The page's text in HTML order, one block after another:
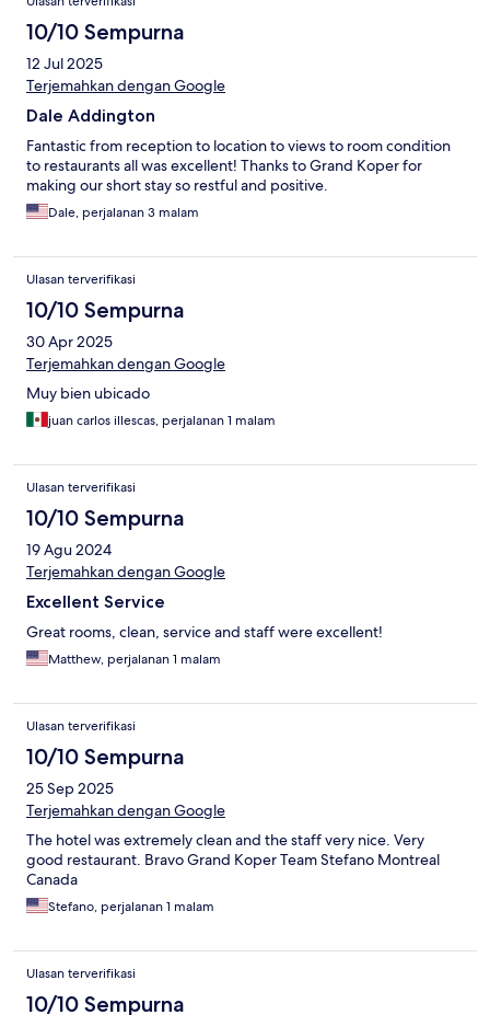
10/10 Sempurna
12 Jul 2025
Terjemahkan dengan Google
Dale Addington
Fantastic from reception to location to views to room condition
to restaurants all was excellent! Thanks to Grand Koper for
making our short stay so restful and positive.
Dale, perjalanan 3 malam
Ulasan terverifikasi
10/10 Sempurna
30 Apr 2025
Terjemahkan dengan Google
Muy bien ubicado
juan carlos illescas, perjalanan 1 malam
Ulasan terverifikasi
10/10 Sempurna
19 Agu 2024
Terjemahkan dengan Google
Excellent Service
Great rooms, clean, service and staff were excellent!
Matthew, perjalanan 1 malam
Ulasan terverifikasi
10/10 Sempurna
25 Sep 2025
Terjemahkan dengan Google
The hotel was extremely clean and the staff very nice. Very
good restaurant. Bravo Grand Koper Team Stefano Montreal
Canada
Stefano, perjalanan 1 malam
Ulasan terverifikasi
10/10 Sempurna